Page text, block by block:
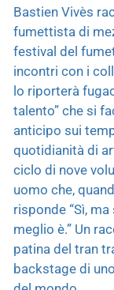
Bastien Vivès
fumettista di
festival del
incontri con i
lo riporterà
talento” che si
anticipo sui
quotidianità di
ciclo di nove
uomo che,
risponde “Sì,
meglio è.” Un
patina del tran
backstage di